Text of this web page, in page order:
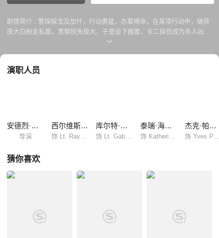
剧情简介 : 警探探戈及加什，行动勇猛，办案搏命，在某项行动中，破获
庞大白粉走私案，黑帮损失极大，于是设下圈套，令二探员成为杀人凶
手，被判入狱。黑帮又买通狱长，要玩残两人，两人只有逃狱。往找黑帮
演职人员
安德烈·康查洛夫斯基
导演
西尔维斯特·史泰龙 库尔特·拉塞尔 泰瑞·海切尔 杰克·帕兰斯
猜你喜欢